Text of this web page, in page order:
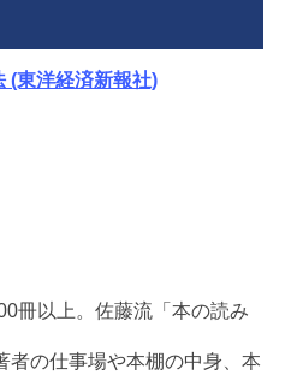
(東洋経済新報社)
冊以上。佐藤流「本の読み
者の仕事場や本棚の中身、本